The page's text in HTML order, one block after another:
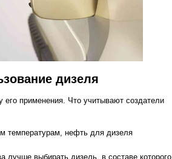
дизеля
его применения. Что учитывают создатели
температурам, нефть для дизеля
лучше выбирать дизель, в составе которого